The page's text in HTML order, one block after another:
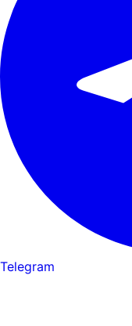
Telegram